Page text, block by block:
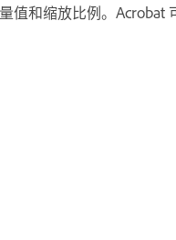
值和缩放比例。Acrobat